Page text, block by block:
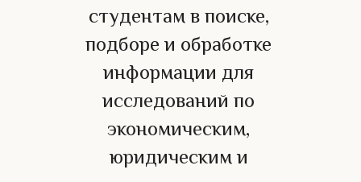
студентам в поиске,
подборе и обработке
информации для
исследований по
экономическим,
юридическим и